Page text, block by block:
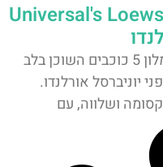
Universal's
יוניברסל אוולס ספיר ריזורט הוא מלון 5 כוכבים השוכן בלב
יוניברסל אורלנדו.
קסומה ושלווה, עם